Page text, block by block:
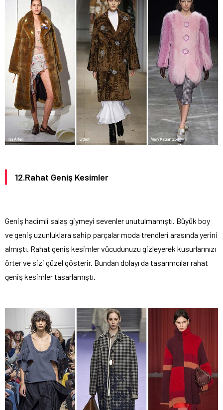
12.Rahat Geniş Kesimler
Geniş hacimli salaş giymeyi sevenler unutulmamıştı. Büyük boy
ve geniş uzunluklara sahip parçalar moda trendleri arasında yerini
almıştı. Rahat geniş kesimler vücudunuzu gizleyerek kusurlarınızı
örter ve sizi güzel gösterir. Bundan dolayı da tasarımcılar rahat
geniş kesimler tasarlamıştı.